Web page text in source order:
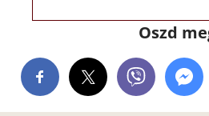
Oszd